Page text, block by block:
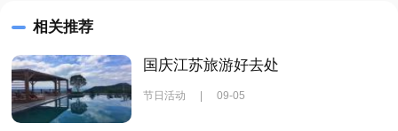
相关推荐
国庆江苏旅游好去处
节日活动 09-05